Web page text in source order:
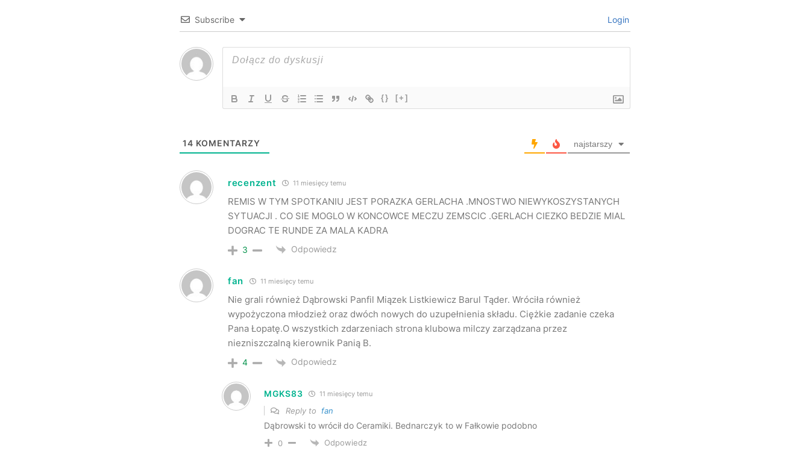
Subscribe Login
{} [+]
14 KOMENTARZY najstarszy
recenzent 11 miesięcy temu
REMIS W TYM SPOTKANIU JEST PORAZKA GERLACHA .MNOSTWO NIEWYKOSZYSTANYCH
SYTUACJI . CO SIE MOGLO W KONCOWCE MECZU ZEMSCIC .GERLACH CIEZKO BEDZIE MIAL
DOGRAC TE RUNDE ZA MALA KADRA
3 Odpowiedz
fan 11 miesięcy temu
Nie grali również Dąbrowski Panfil Miązek Listkiewicz Barul Tąder. Wróciła również
wypożyczona młodzież oraz dwóch nowych do uzupełnienia składu. Ciężkie zadanie czeka
Pana Łopatę.O wszystkich zdarzeniach strona klubowa milczy zarządzana przez
niezniszczalną kierownik Panią B.
4 Odpowiedz
MGKS83 11 miesięcy temu
Reply to fan
Dąbrowski to wrócił do Ceramiki. Bednarczyk to w Fałkowie podobno
0 Odpowiedz